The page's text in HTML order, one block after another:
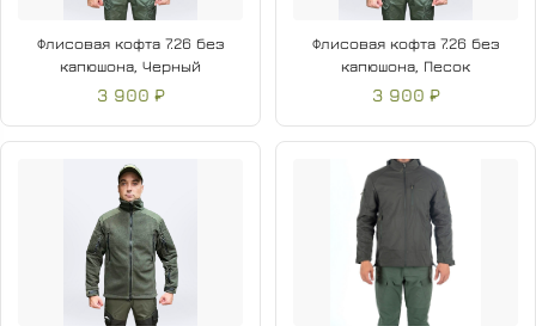
Флисовая кофта 7.26 без
капюшона, Черный
3 900 ₽
Флисовая кофта 7.26 без
капюшона, Песок
3 900 ₽